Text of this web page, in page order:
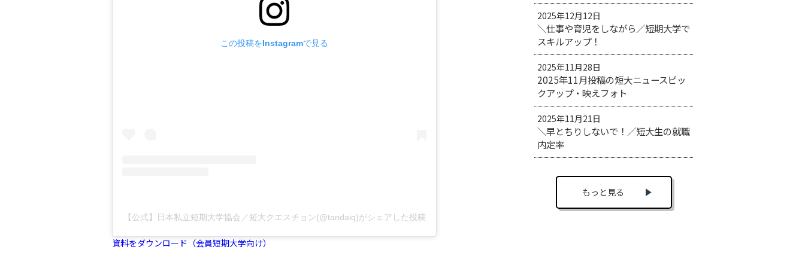
この投稿をInstagramで見る
【公式】日本私立短期大学協会／短大クエスチョン(@tandaiq)がシェアした投稿
資料をダウンロード（会員短期大学向け）
2025年12月12日
＼仕事や育児をしながら／短期大学で
スキルアップ！
2025年11月28日
2025年11月投稿の短大ニュースピッ
クアップ・映えフォト
2025年11月21日
＼早とちりしないで！／短大生の就職
内定率
もっと見る